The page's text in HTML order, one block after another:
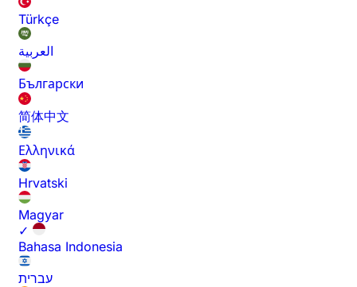
Türkçe
العربية
Български
简体中文
Ελληνικά
Hrvatski
Magyar
✓
Bahasa Indonesia
עברית